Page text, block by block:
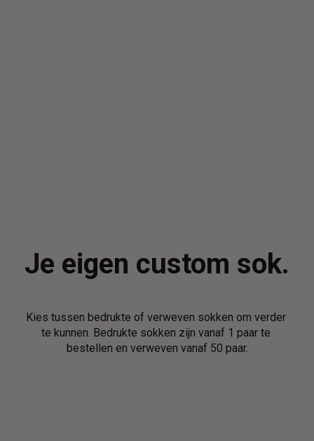
Je eigen custom sok.
Kies tussen bedrukte of verweven sokken om verder
te kunnen. Bedrukte sokken zijn vanaf 1 paar te
bestellen en verweven vanaf 50 paar.